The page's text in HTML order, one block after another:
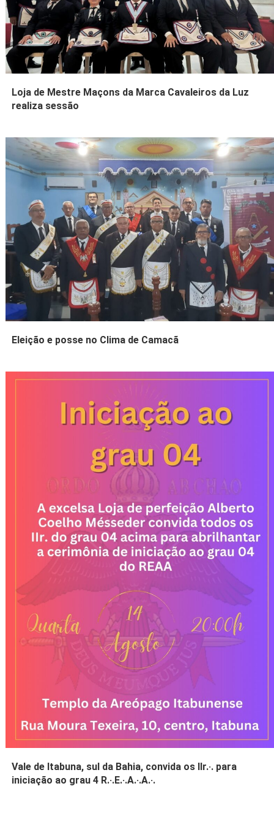
Loja de Mestre Maçons da Marca Cavaleiros da Luz
realiza sessão
Eleição e posse no Clima de Camacã
Vale de Itabuna, sul da Bahia, convida os IIr.·. para
iniciação ao grau 4 R.·.E.·.A.·.A.·.